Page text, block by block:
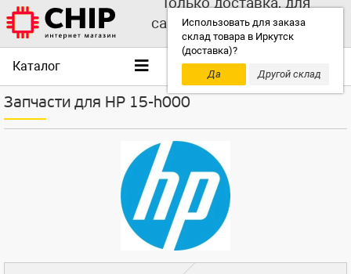
Использовать для заказа
склад товара в Иркутск
(доставка)?
Да
Другой склад
самовывоза выбирайте
другой склад!
Каталог
Запчасти для HP 15-h000